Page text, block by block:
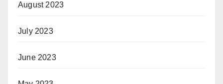
August 2023
July 2023
June 2023